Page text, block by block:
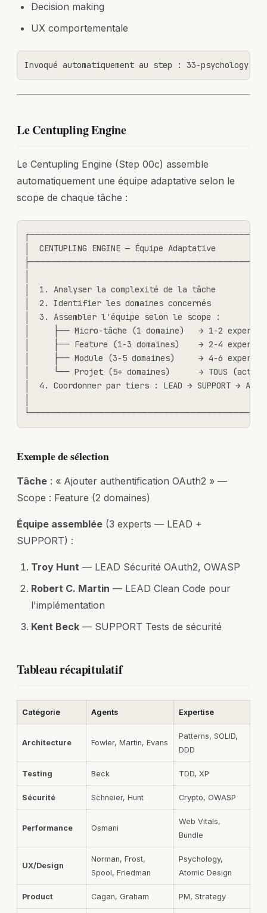
Decision making
UX comportementale
Invoqué automatiquement au step : 33-psychology
Le Centupling Engine
Le Centupling Engine (Step 00c) assemble
automatiquement une équipe adaptative selon le
scope de chaque tâche :
│  CENTUPLING ENGINE — Équipe Adaptative
│  1. Analyser la complexité de la tâche
│  2. Identifier les domaines concernés
│  3. Assembler l'équipe selon le scope :
│     ├── Micro-tâche (1 domaine)   → 1-2 experts
│     ├── Feature (1-3 domaines)    → 2-4 experts
│     ├── Module (3-5 domaines)     → 4-6
│     └── Projet (5+ domaines)      → TOUS
│  4. Coordonner par tiers : LEAD → SUPPORT →
Exemple de sélection
Tâche : « Ajouter authentification OAuth2 » —
Scope : Feature (2 domaines)
Équipe assemblée (3 experts — LEAD +
SUPPORT) :
Troy Hunt — LEAD Sécurité OAuth2, OWASP
Robert C. Martin — LEAD Clean Code pour
l'implémentation
Kent Beck — SUPPORT Tests de sécurité
Tableau récapitulatif
Catégorie Agents Expertise
Architecture Fowler, Martin, Evans
Patterns, SOLID,
DDD
Testing Beck TDD, XP
Sécurité Schneier, Hunt Crypto, OWASP
Performance Osmani
Web Vitals,
Bundle
UX/Design
Norman, Frost,
Spool, Friedman
Psychology,
Atomic Design
Product Cagan, Graham PM, Strategy